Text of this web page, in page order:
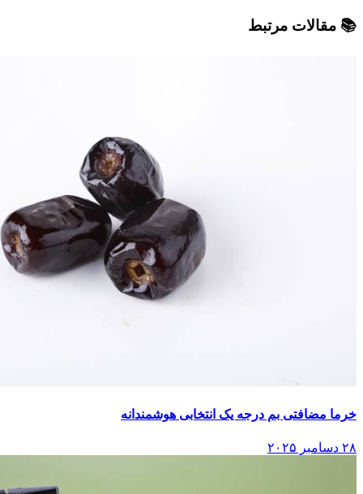
📚 مقالات مرتبط
خرما مضافتی بم درجه یک انتخابی هوشمندانه
۲۸ دسامبر ۲۰۲۵